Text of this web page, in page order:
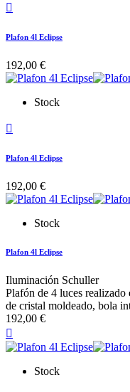

Plafon 4l Eclipse
192,00 €
Stock

Plafon 4l Eclipse
192,00 €
Stock
Plafon 4l Eclipse
Iluminación Schuller
Plafón de 4 luces
de cristal moldeado, bola
192,00 €

Stock